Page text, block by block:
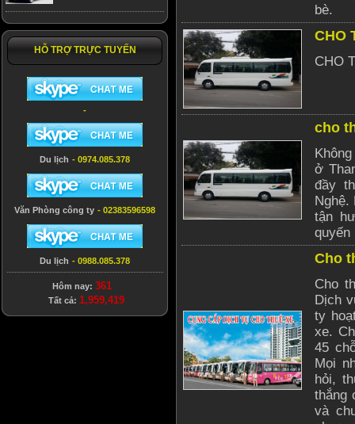
HỖ TRỢ TRỰC TUYẾN
-
Du lịch - 0974.085.378
Văn Phòng công ty - 02383596598
Du lịch - 0988.085.378
Hôm nay: 361
Tất cả: 1,959,419
bè.
CHO
CHO
cho
ở
đầy
Nghệ.
tận
quyến
Cho
Cho
Dịch
ty
xe.
45
Mọi
hỏi,
thắng
và